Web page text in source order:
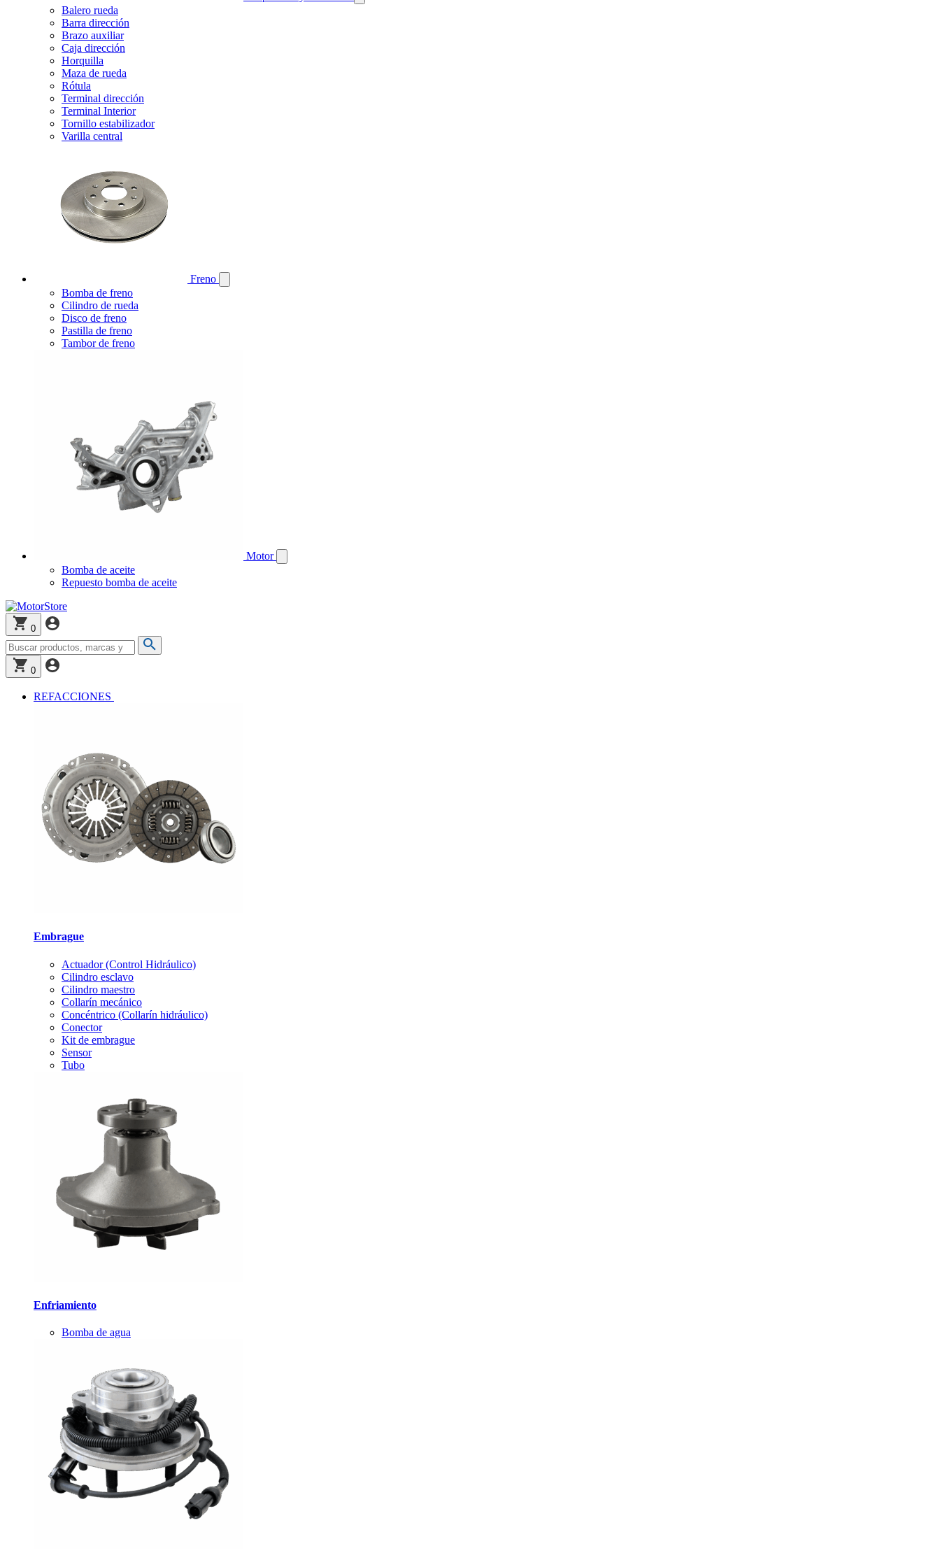
Balero rueda
Barra dirección
Brazo auxiliar
Caja dirección
Horquilla
Maza de rueda
Rótula
Terminal dirección
Terminal Interior
Tornillo estabilizador
Varilla central
Freno
Bomba de freno
Cilindro de rueda
Disco de freno
Pastilla de freno
Tambor de freno
Motor
Bomba de aceite
Repuesto bomba de aceite
0
0
REFACCIONES
Embrague
Actuador (Control Hidráulico)
Cilindro esclavo
Cilindro maestro
Collarín mecánico
Concéntrico (Collarín hidráulico)
Conector
Kit de embrague
Sensor
Tubo
Enfriamiento
Bomba de agua